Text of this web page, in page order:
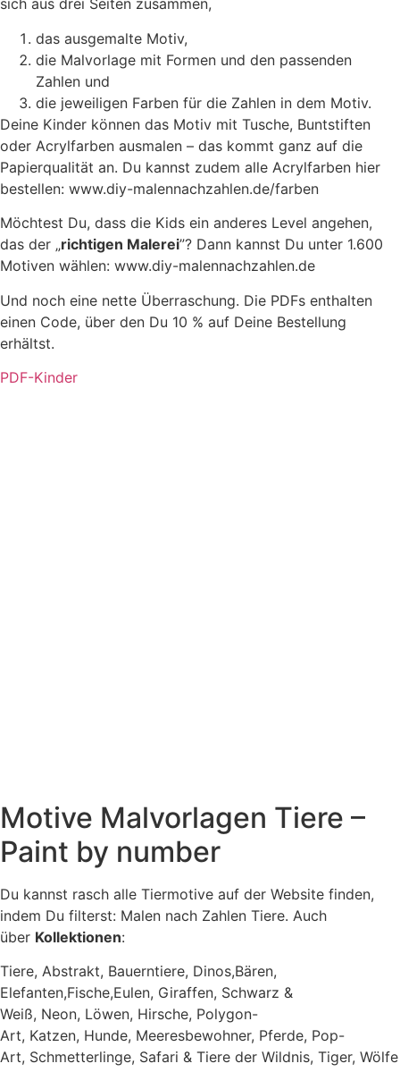
sich aus drei Seiten zusammen,
das ausgemalte Motiv,
die Malvorlage mit Formen und den passenden
Zahlen und
die jeweiligen Farben für die Zahlen in dem Motiv.
Deine Kinder können das Motiv mit Tusche, Buntstiften
oder Acrylfarben ausmalen – das kommt ganz auf die
Papierqualität an. Du kannst zudem alle Acrylfarben hier
bestellen: www.diy-malennachzahlen.de/farben
Möchtest Du, dass die Kids ein anderes Level angehen,
das der „richtigen Malerei”? Dann kannst Du unter 1.600
Motiven wählen: www.diy-malennachzahlen.de
Und noch eine nette Überraschung. Die PDFs enthalten
einen Code, über den Du 10 % auf Deine Bestellung
erhältst.
PDF-Kinder
Motive Malvorlagen Tiere –
Paint by number
Du kannst rasch alle Tiermotive auf der Website finden,
indem Du filterst: Malen nach Zahlen Tiere. Auch
über Kollektionen:
Tiere, Abstrakt, Bauerntiere, Dinos,Bären,
Elefanten,Fische,Eulen, Giraffen, Schwarz &
Weiß, Neon, Löwen, Hirsche, Polygon-
Art, Katzen, Hunde, Meeresbewohner, Pferde, Pop-
Art, Schmetterlinge, Safari & Tiere der Wildnis, Tiger, Wölfe